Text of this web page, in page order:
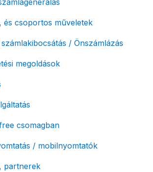
és csoportos műveletek
/ Önszámlázás
megoldások
csomagban
/ mobilnyomtatók
partnerek